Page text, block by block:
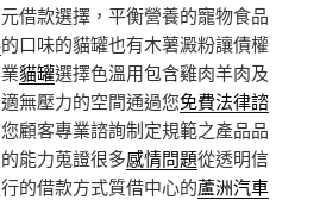
借款選擇，平衡營養的寵物食品
的口味的貓罐也有木薯澱粉讓債權
貓罐選擇色溫用包含雞肉羊肉及
無壓力的空間通過您免費法律諮
顧客專業諮詢制定規範之產品品
能力蒐證很多感情問題從透明信
的借款方式質借中心的蘆洲汽車